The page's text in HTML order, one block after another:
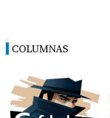
COLUMNAS